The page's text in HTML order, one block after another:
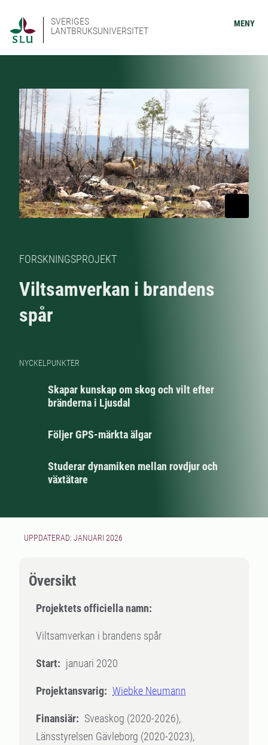
SVERIGES
LANTBRUKSUNIVERSITET
MENY
FORSKNINGSPROJEKT
Viltsamverkan i brandens
spår
NYCKELPUNKTER
Skapar kunskap om skog och vilt efter
bränderna i Ljusdal
Följer GPS-märkta älgar
Studerar dynamiken mellan rovdjur och
växtätare
UPPDATERAD: JANUARI 2026
Översikt
Projektets officiella namn:
Viltsamverkan i brandens spår
Start: januari 2020
Projektansvarig: Wiebke Neumann
Finansiär: Sveaskog (2020-2026),
Länsstyrelsen Gävleborg (2020-2023),